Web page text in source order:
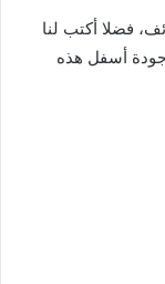
فضلا أكتب لنا
أسفل هذه